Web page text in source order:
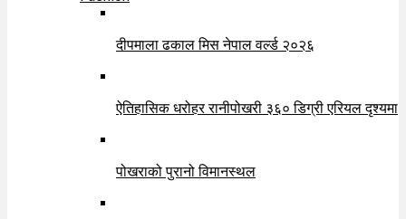
दीपमाला ढकाल मिस नेपाल वर्ल्ड २०२६
ऐतिहासिक धरोहर रानीपोखरी ३६० डिग्री एरियल दृश्यमा
पोखराको पुरानो विमानस्थल